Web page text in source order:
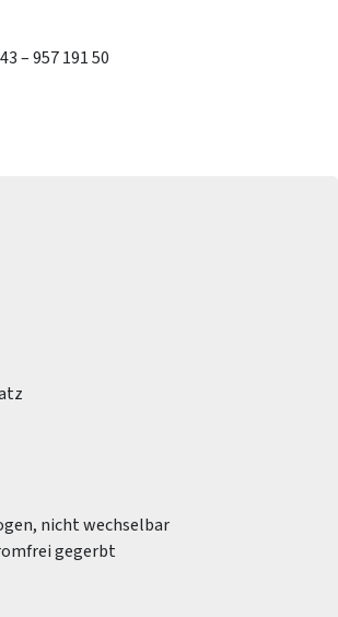
– 957 191 50
nicht wechselbar
gegerbt